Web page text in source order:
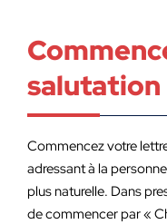
salutation
Commencez votre
adressant à la
plus naturelle. Dans
de commencer par «